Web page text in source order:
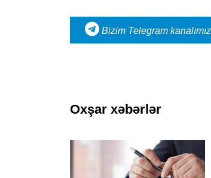
Bizim Telegram
Oxşar xəbərlər